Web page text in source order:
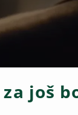
još